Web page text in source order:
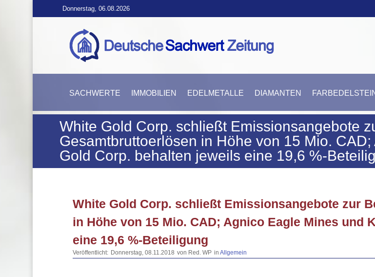
Donnerstag, 06.08.2026
SACHWERTE IMMOBILIEN EDELMETALLE DIAMANTEN
White Gold Corp. schließt Emissionsangebote
Gesamtbruttoerlösen in Höhe von 15 Mio.
Gold Corp. behalten jeweils eine 19,6 %-
White Gold Corp. schließt Emissionsangebote zur
in Höhe von 15 Mio. CAD; Agnico Eagle Mines und
eine 19,6 %-Beteiligung
Veröffentlicht: Donnerstag, 08.11.2018 von Red. WP in Allgemein